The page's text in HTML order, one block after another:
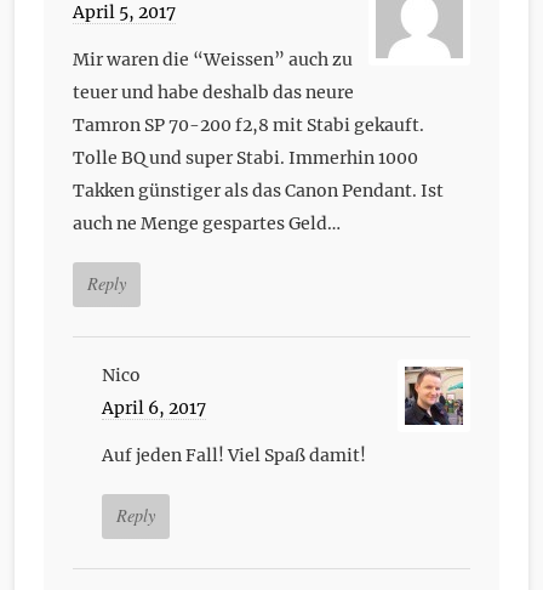
April 5, 2017
Mir waren die “Weissen” auch zu
teuer und habe deshalb das neure
Tamron SP 70-200 f2,8 mit Stabi gekauft.
Tolle BQ und super Stabi. Immerhin 1000
Takken günstiger als das Canon Pendant. Ist
auch ne Menge gespartes Geld…
Reply
Nico
April 6, 2017
Auf jeden Fall! Viel Spaß damit!
Reply